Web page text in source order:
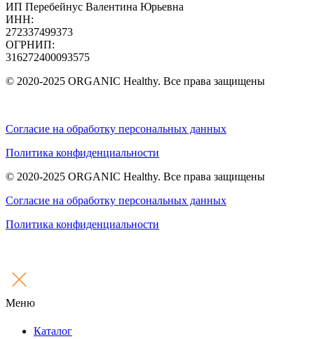
ИП Перебейнус Валентина Юрьевна
ИНН:
272337499373
ОГРНИП:
316272400093575
© 2020-2025 ORGANIC Healthy. Все права защищены
Согласие на обработку персональных данных
Политика конфиденциальности
© 2020-2025 ORGANIC Healthy. Все права защищены
Согласие на обработку персональных данных
Политика конфиденциальности
Меню
Каталог